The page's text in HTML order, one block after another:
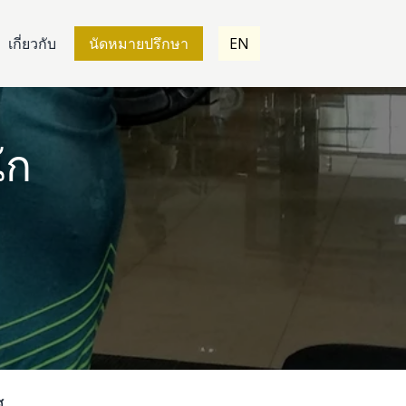
เกี่ยวกับ นัดหมายปรึกษา EN